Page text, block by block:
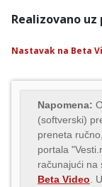
Realizovano uz
Nastavak na Beta
Napomena:
(softverski)
preneta
portala
računajući na
Beta Video .